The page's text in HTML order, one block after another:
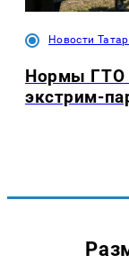
Новости
Нормы ГТО
экстрим-